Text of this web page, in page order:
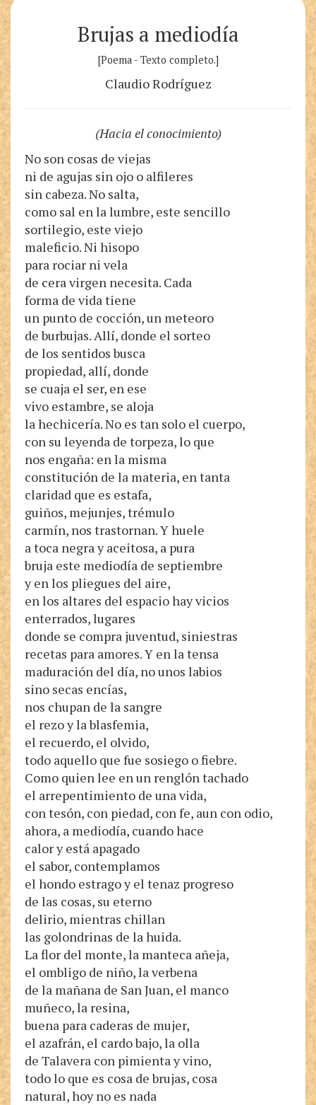
Brujas a mediodía
[Poema - Texto completo.]
Claudio Rodríguez
(Hacia el conocimiento)
No son cosas de viejas
ni de agujas sin ojo o alfileres
sin cabeza. No salta,
como sal en la lumbre, este sencillo
sortilegio, este viejo
maleficio. Ni hisopo
para rociar ni vela
de cera virgen necesita. Cada
forma de vida tiene
un punto de cocción, un meteoro
de burbujas. Allí, donde el sorteo
de los sentidos busca
propiedad, allí, donde
se cuaja el ser, en ese
vivo estambre, se aloja
la hechicería. No es tan solo el cuerpo,
con su leyenda de torpeza, lo que
nos engaña: en la misma
constitución de la materia, en tanta
claridad que es estafa,
guiños, mejunjes, trémulo
carmín, nos trastornan. Y huele
a toca negra y aceitosa, a pura
bruja este mediodía de septiembre
y en los pliegues del aire,
en los altares del espacio hay vicios
enterrados, lugares
donde se compra juventud, siniestras
recetas para amores. Y en la tensa
maduración del día, no unos labios
sino secas encías,
nos chupan de la sangre
el rezo y la blasfemia,
el recuerdo, el olvido,
todo aquello que fue sosiego o fiebre.
Como quien lee en un renglón tachado
el arrepentimiento de una vida,
con tesón, con piedad, con fe, aun con odio,
ahora, a mediodía, cuando hace
calor y está apagado
el sabor, contemplamos
el hondo estrago y el tenaz progreso
de las cosas, su eterno
delirio, mientras chillan
las golondrinas de la huida.
La flor del monte, la manteca añeja,
el ombligo de niño, la verbena
de la mañana de San Juan, el manco
muñeco, la resina,
buena para caderas de mujer,
el azafrán, el cardo bajo, la olla
de Talavera con pimienta y vino,
todo lo que es cosa de brujas, cosa
natural, hoy no es nada